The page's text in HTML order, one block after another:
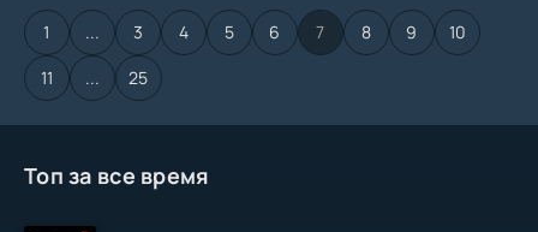
Топ за все время
1 ... 3 4 5 6 7 8 9
10
11
... 25